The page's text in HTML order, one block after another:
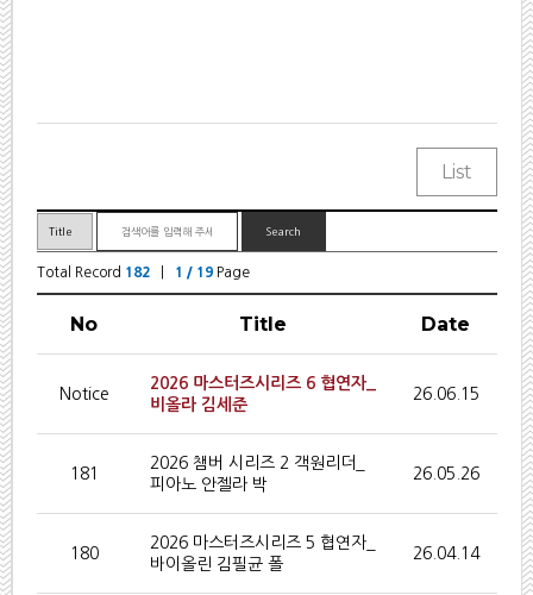
Total Record 182| 1 / 19Page
No Title Date
Notice
2026 마스터즈시리즈 6 협연자_
비올라 김세준
26.06.15
181
2026 챔버 시리즈 2 객원리더_
피아노 안젤라 박
26.05.26
180
2026 마스터즈시리즈 5 협연자_
바이올린 김필균 폴
26.04.14